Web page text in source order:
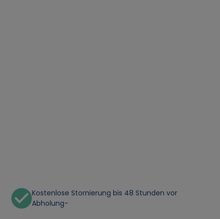
Kostenlose Stornierung bis 48 Stunden vor
Abholung-